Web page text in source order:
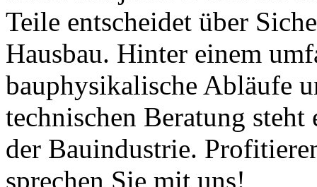
Teile entscheidet über
Hausbau. Hinter einem
bauphysikalische Abläufe
technischen Beratung
der Bauindustrie.
sprechen Sie mit uns!